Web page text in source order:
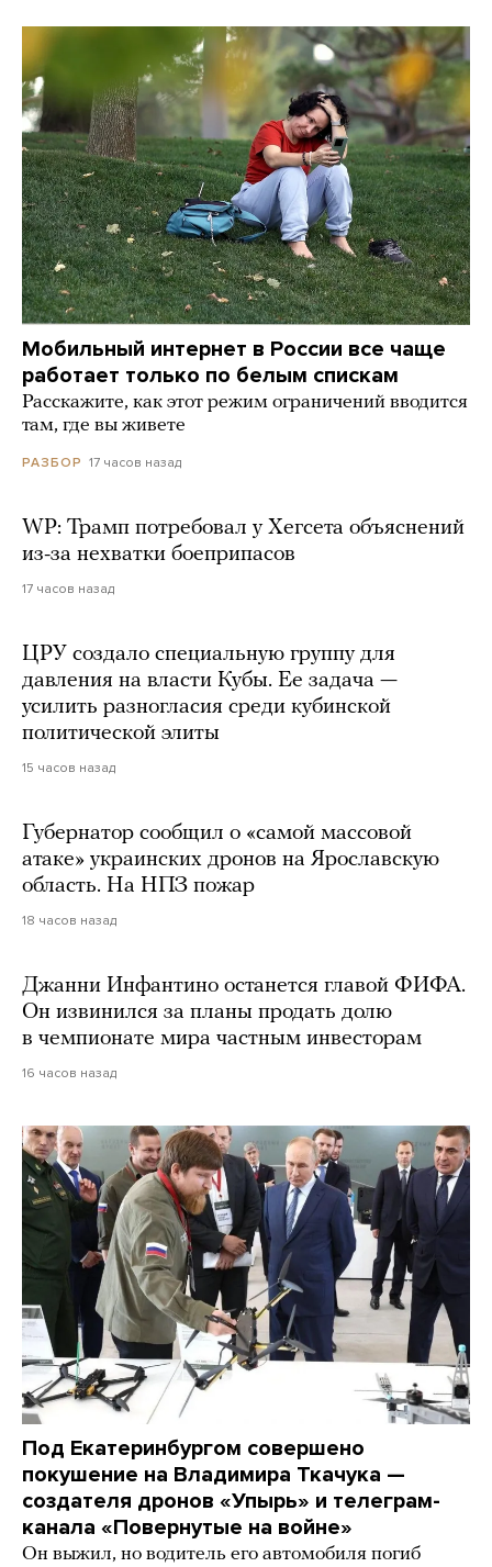
Мобильный интернет в России все чаще
работает только по белым спискам
Расскажите, как этот режим ограничений вводится
там, где вы живете
РАЗБОР 17 часов назад
WP: Трамп потребовал у Хегсета объяснений
из-за нехватки боеприпасов
17 часов назад
ЦРУ создало специальную группу для
давления на власти Кубы. Ее задача —
усилить разногласия среди кубинской
политической элиты
15 часов назад
Губернатор сообщил о «самой массовой
атаке» украинских дронов на Ярославскую
область. На НПЗ пожар
18 часов назад
Джанни Инфантино останется главой ФИФА.
Он извинился за планы продать долю
в чемпионате мира частным инвесторам
16 часов назад
Под Екатеринбургом совершено
покушение на Владимира Ткачука —
создателя дронов «Упырь» и телеграм-
канала «Повернутые на войне»
Он выжил, но водитель его автомобиля погиб